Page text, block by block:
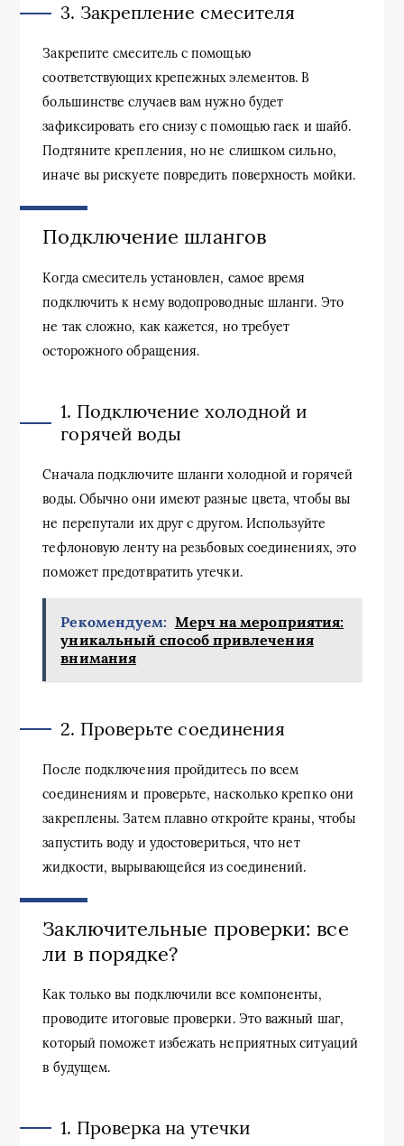
3. Закрепление смесителя
Закрепите смеситель с помощью
соответствующих крепежных элементов. В
большинстве случаев вам нужно будет
зафиксировать его снизу с помощью гаек и шайб.
Подтяните крепления, но не слишком сильно,
иначе вы рискуете повредить поверхность мойки.
Подключение шлангов
Когда смеситель установлен, самое время
подключить к нему водопроводные шланги. Это
не так сложно, как кажется, но требует
осторожного обращения.
1. Подключение холодной и
горячей воды
Сначала подключите шланги холодной и горячей
воды. Обычно они имеют разные цвета, чтобы вы
не перепутали их друг с другом. Используйте
тефлоновую ленту на резьбовых соединениях, это
поможет предотвратить утечки.
Рекомендуем: Мерч на мероприятия:
уникальный способ привлечения
внимания
2. Проверьте соединения
После подключения пройдитесь по всем
соединениям и проверьте, насколько крепко они
закреплены. Затем плавно откройте краны, чтобы
запустить воду и удостовериться, что нет
жидкости, вырывающейся из соединений.
Заключительные проверки: все
ли в порядке?
Как только вы подключили все компоненты,
проводите итоговые проверки. Это важный шаг,
который поможет избежать неприятных ситуаций
в будущем.
1. Проверка на утечки